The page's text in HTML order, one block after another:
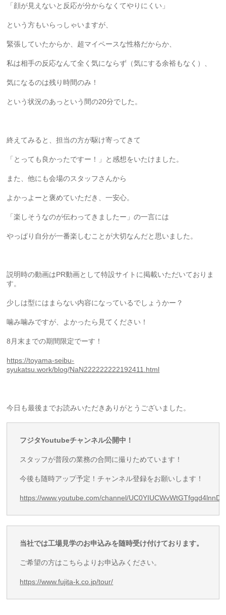
「顔が見えないと反応が分からなくてやりにくい」
という方もいらっしゃいますが、
緊張していたからか、超マイペースな性格だからか、
私は相手の反応なんて全く気にならず（気にする余裕もなく）、
気になるのは残り時間のみ！
という状況のあっという間の20分でした。
終えてみると、担当の方が駆け寄ってきて
「とっても良かったですー！」と感想をいたけました。
また、他にも会場のスタッフさんから
よかっよーと褒めていただき、一安心。
「楽しそうなのが伝わってきましたー」の一言には
やっぱり自分が一番楽しむことが大切なんだと思いました。
説明時の動画はPR動画として特設サイトに掲載いただいておりま
す。
少しは型にはまらない内容になっているでしょうかー？
噛み噛みですが、よかったら見てください！
8月末までの期間限定でーす！
https://toyama-seibu-
syukatsu.work/blog/NaN222222222192411.html
今日も最後までお読みいただきありがとうございました。
フジタYoutubeチャンネル公開中！
スタッフが普段の業務の合間に撮りためています！
今後も随時アップ予定！チャンネル登録をお願いします！
https://www.youtube.com/channel/
当社では工場見学のお申込みを随時受け付けております。
ご希望の方はこちらよりお申込みください。
https://www.fujita-k.co.jp/tour/